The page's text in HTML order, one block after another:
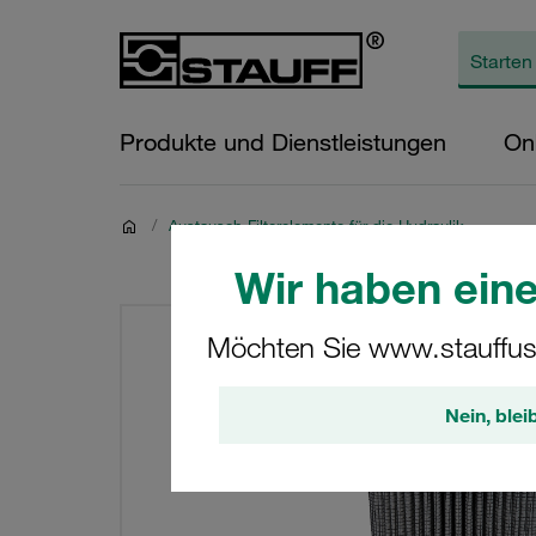
Wir haben
Möchten Sie
Nein,
Produkte und Dienstleistungen
/ Austausch-Filterelemente für die Hydraulik